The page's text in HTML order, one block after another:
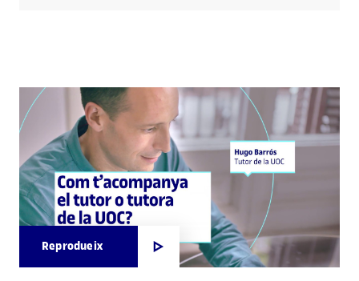
Reprodueix